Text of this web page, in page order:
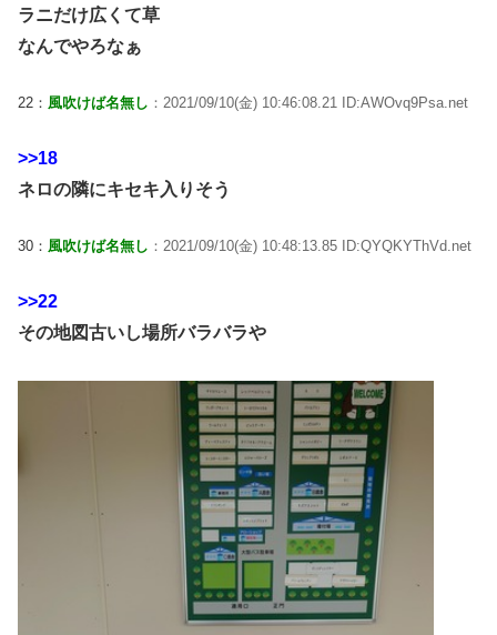
ラニだけ広くて草
なんでやろなぁ
22： 風吹けば名無し ：2021/09/10(金) 10:46:08.21 ID:AWOvq9Psa.net
>>18
ネロの隣にキセキ入りそう
30： 風吹けば名無し ：2021/09/10(金) 10:48:13.85 ID:QYQKYThVd.net
>>22
その地図古いし場所バラバラや